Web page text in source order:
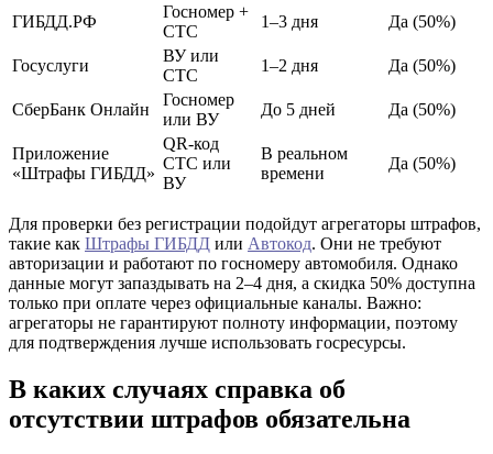
ГИБДД.РФ
Госномер +
СТС
1–3 дня Да (50%)
Госуслуги
ВУ или
СТС
1–2 дня Да (50%)
СберБанк Онлайн
Госномер
или ВУ
До 5 дней Да (50%)
Приложение
«Штрафы ГИБДД»
QR-код
СТС или
ВУ
В реальном
времени
Да (50%)
Для проверки без регистрации подойдут агрегаторы штрафов,
такие как Штрафы ГИБДД или Автокод. Они не требуют
авторизации и работают по госномеру автомобиля. Однако
данные могут запаздывать на 2–4 дня, а скидка 50% доступна
только при оплате через официальные каналы. Важно:
агрегаторы не гарантируют полноту информации, поэтому
для подтверждения лучше использовать госресурсы.
В каких случаях справка об
отсутствии штрафов обязательна